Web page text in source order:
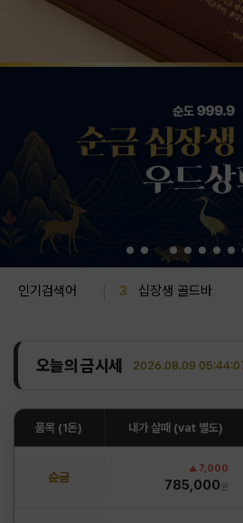
인기검색어
순금골드바
2
아기돌반지
3
십장생 골드바
4
골드바
8
순금열쇠
오늘의 금시세 2026.08.09
품목 (1돈) 내가 살때 (vat 별도)
순금
7,000
785,000원